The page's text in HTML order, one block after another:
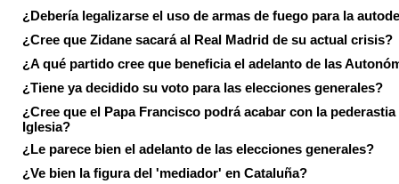
¿Debería legalizarse el uso de armas de fuego para la
¿Cree que Zidane sacará al Real Madrid de su actual crisis?
¿A qué partido cree que beneficia el adelanto de las
¿Tiene ya decidido su voto para las elecciones generales?
¿Cree que el Papa Francisco podrá acabar con la pederastia
Iglesia?
¿Le parece bien el adelanto de las elecciones generales?
¿Ve bien la figura del 'mediador' en Cataluña?